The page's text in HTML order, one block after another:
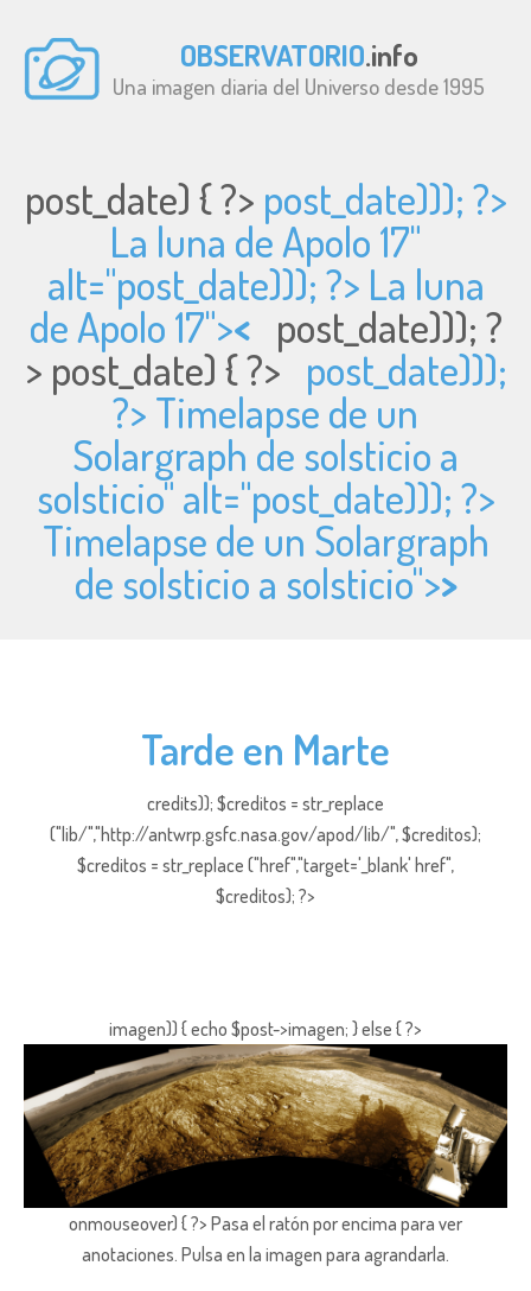
OBSERVATORIO.info
Una imagen diaria del Universo desde 1995
post_date) { ?> post_date))); ?>
La luna de Apolo 17"
alt="post_date))); ?> La luna
de Apolo 17">< post_date))); ?
> post_date) { ?> post_date)));
?> Timelapse de un
Solargraph de solsticio a
solsticio" alt="post_date))); ?>
Timelapse de un Solargraph
de solsticio a solsticio">>
Tarde en Marte
credits)); $creditos = str_replace
("lib/","http://antwrp.gsfc.nasa.gov/apod/lib/", $creditos);
$creditos = str_replace ("href","target='_blank' href",
$creditos); ?>
imagen)) { echo $post->imagen; } else { ?>
onmouseover) { ?> Pasa el ratón por encima para ver
anotaciones. Pulsa en la imagen para agrandarla.